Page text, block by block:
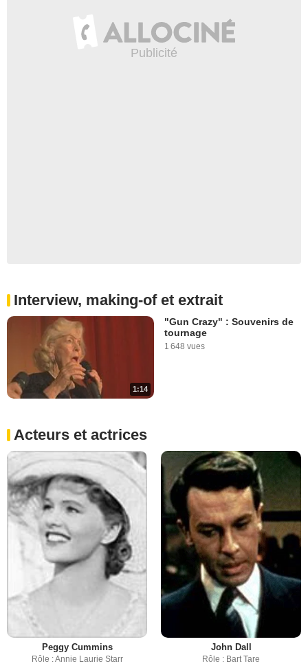
Interview, making-of et extrait
1:14
"Gun Crazy" : Souvenirs de
tournage
1 648 vues
Acteurs et actrices
Peggy Cummins
Rôle : Annie Laurie Starr
John Dall
Rôle : Bart Tare